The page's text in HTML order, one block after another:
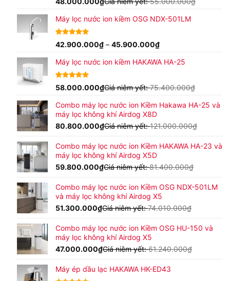
đánh giá
Máy lọc nước ion kiềm OSG NDX-501LM
4.96trên 5
24
đánh giá
42.900.000₫ – 45.900.000₫Khoảng
từ
45.900.000₫
Máy lọc nước ion kiềm HAKAWA HA-25
4.92trên 5
24
đánh giá
58.000.000₫Giá niêm yết:75.400.000₫
Combo máy lọc nước ion Kiềm Hakawa HA-25 và
máy lọc không khí Airdog X8D
80.800.000₫Giá niêm yết:121.000.000₫
Combo máy lọc nước ion Kiềm HAKAWA HA-23 và
máy lọc không khí Airdog X5D
59.800.000₫Giá niêm yết:81.400.000₫
Combo máy lọc nước ion Kiềm OSG NDX-501LM
và máy lọc không khí Airdog X5
51.300.000₫Giá niêm yết:74.010.000₫
Combo máy lọc nước ion Kiềm OSG HU-150 và
máy lọc không khí Airdog X5
47.000.000₫Giá niêm yết:61.240.000₫
Máy ép dầu lạc HAKAWA HK-ED43